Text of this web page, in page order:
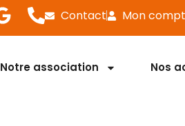
Contact Mon
Notre association Nos